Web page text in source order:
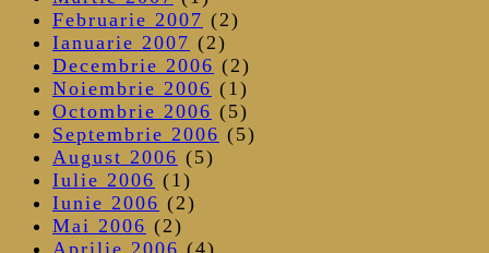
Februarie 2007 (2)
Ianuarie 2007 (2)
Decembrie 2006 (2)
Noiembrie 2006 (1)
Octombrie 2006 (5)
Septembrie 2006 (5)
August 2006 (5)
Iulie 2006 (1)
Iunie 2006 (2)
Mai 2006 (2)
Aprilie 2006 (4)